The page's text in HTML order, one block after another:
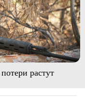
растут